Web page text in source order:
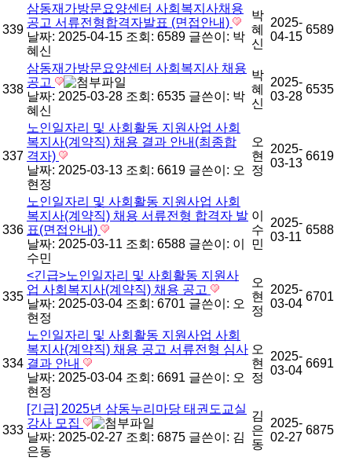
339
삼동재가방문요양센터 사회복지사채용
공고 서류전형합격자발표 (면접안내)
날짜: 2025-04-15 조회: 6589 글쓴이: 박
혜신
박
혜
신
2025-
04-15
6589
338
삼동재가방문요양센터 사회복지사 채용
공고
날짜: 2025-03-28 조회: 6535 글쓴이: 박
혜신
박
혜
신
2025-
03-28
6535
337
노인일자리 및 사회활동 지원사업 사회
복지사(계약직) 채용 결과 안내(최종합
격자)
날짜: 2025-03-13 조회: 6619 글쓴이: 오
현정
오
현
정
2025-
03-13
6619
336
노인일자리 및 사회활동 지원사업 사회
복지사(계약직) 채용 서류전형 합격자 발
표(면접안내)
날짜: 2025-03-11 조회: 6588 글쓴이: 이
수민
이
수
민
2025-
03-11
6588
335
<긴급>노인일자리 및 사회활동 지원사
업 사회복지사(계약직) 채용 공고
날짜: 2025-03-04 조회: 6701 글쓴이: 오
현정
오
현
정
2025-
03-04
6701
334
노인일자리 및 사회활동 지원사업 사회
복지사(계약직) 채용 공고 서류전형 심사
결과 안내
날짜: 2025-03-04 조회: 6691 글쓴이: 오
현정
오
현
정
2025-
03-04
6691
333
[긴급] 2025년 삼동누리마당 태권도교실
강사 모집
날짜: 2025-02-27 조회: 6875 글쓴이: 김
은동
김
은
동
2025-
02-27
6875